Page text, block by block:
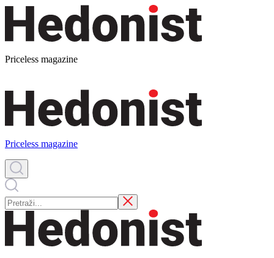
Priceless magazine
Priceless magazine